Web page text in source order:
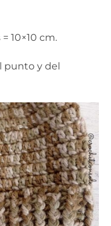
10×10 cm.
punto y del